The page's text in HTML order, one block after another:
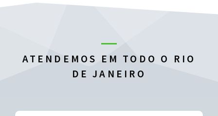
ATENDEMOS EM TODO O RIO
DE JANEIRO